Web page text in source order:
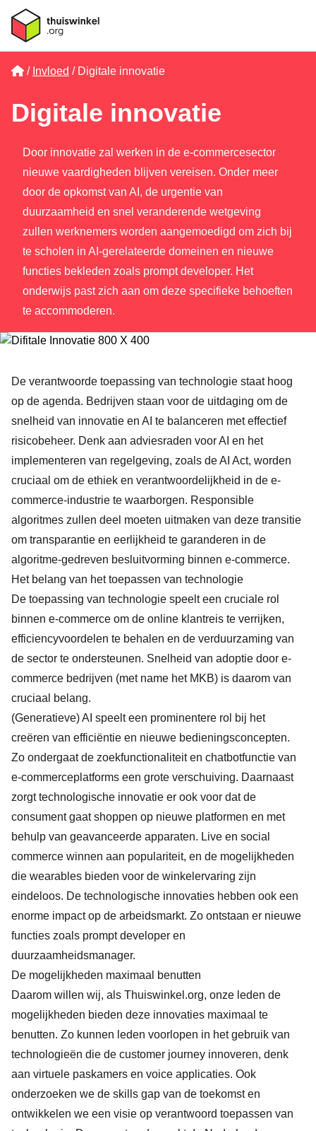
Home
Invloed Digitale innovatie
Digitale innovatie
Door innovatie zal werken in de e-commercesector
nieuwe vaardigheden blijven vereisen. Onder meer
door de opkomst van AI, de urgentie van
duurzaamheid en snel veranderende wetgeving
zullen werknemers worden aangemoedigd om zich bij
te scholen in AI-gerelateerde domeinen en nieuwe
functies bekleden zoals prompt developer. Het
onderwijs past zich aan om deze specifieke behoeften
te accommoderen.
De verantwoorde toepassing van technologie staat hoog
op de agenda. Bedrijven staan voor de uitdaging om de
snelheid van innovatie en AI te balanceren met effectief
risicobeheer. Denk aan adviesraden voor AI en het
implementeren van regelgeving, zoals de AI Act, worden
cruciaal om de ethiek en verantwoordelijkheid in de e-
commerce-industrie te waarborgen. Responsible
algoritmes zullen deel moeten uitmaken van deze transitie
om transparantie en eerlijkheid te garanderen in de
algoritme-gedreven besluitvorming binnen e-commerce.
Het belang van het toepassen van technologie
De toepassing van technologie speelt een cruciale rol
binnen e-commerce om de online klantreis te verrijken,
efficiencyvoordelen te behalen en de verduurzaming van
de sector te ondersteunen. Snelheid van adoptie door e-
commerce bedrijven (met name het MKB) is daarom van
cruciaal belang.
(Generatieve) AI speelt een prominentere rol bij het
creëren van efficiëntie en nieuwe bedieningsconcepten.
Zo ondergaat de zoekfunctionaliteit en chatbotfunctie van
e-commerceplatforms een grote verschuiving. Daarnaast
zorgt technologische innovatie er ook voor dat de
consument gaat shoppen op nieuwe platformen en met
behulp van geavanceerde apparaten. Live en social
commerce winnen aan populariteit, en de mogelijkheden
die wearables bieden voor de winkelervaring zijn
eindeloos. De technologische innovaties hebben ook een
enorme impact op de arbeidsmarkt. Zo ontstaan er nieuwe
functies zoals prompt developer en
duurzaamheidsmanager.
De mogelijkheden maximaal benutten
Daarom willen wij, als Thuiswinkel.org, onze leden de
mogelijkheden bieden deze innovaties maximaal te
benutten. Zo kunnen leden voorlopen in het gebruik van
technologieën die de customer journey innoveren, denk
aan virtuele paskamers en voice applicaties. Ook
onderzoeken we de skills gap van de toekomst en
ontwikkelen we een visie op verantwoord toepassen van